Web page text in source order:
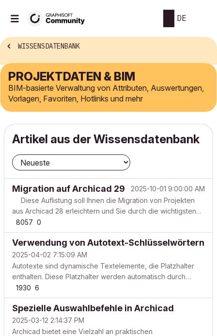
DE
WISSENSDATENBANK
PROJEKTDATEN & BIM
BIM-basierte Verwaltung von Attributen, Auswertungen,
Vorlagen, Favoriten, Hotlinks und mehr
Artikel aus der Wissensdatenbank
Migration auf Archicad 29
2025-10-01 9:00:00 AM
Diese Auflistung soll Ihnen die Migration von Projekten
aus Archicad 28 erleichtern und Sie durch die wichtigsten
Punkte bei einer Migration führen.
VorbereitungBackupBibliothekenKlassifizierung und
EigenschaftenIFC ÜbersetzerHotlinks Vorbereitung Machen
Sie sich mit den Ä...
8057 0
Verwendung von Autotext-Schlüsselwörtern
2025-04-02 7:15:09 AM
Autotexte sind dynamische Textelemente, die Platzhalter
enthalten. Diese Platzhalter werden automatisch durch
relevante Informationen aus dem Projekt, Layout oder
Modell ersetzt. Die Daten können numerische Werte, Texte
oder projektspezifische Parameter sein und aktualisiere...
1930 6
Spezielle Auswahlbefehle in Archicad
2025-03-12 2:14:37 PM
Archicad bietet eine Vielzahl an praktischen